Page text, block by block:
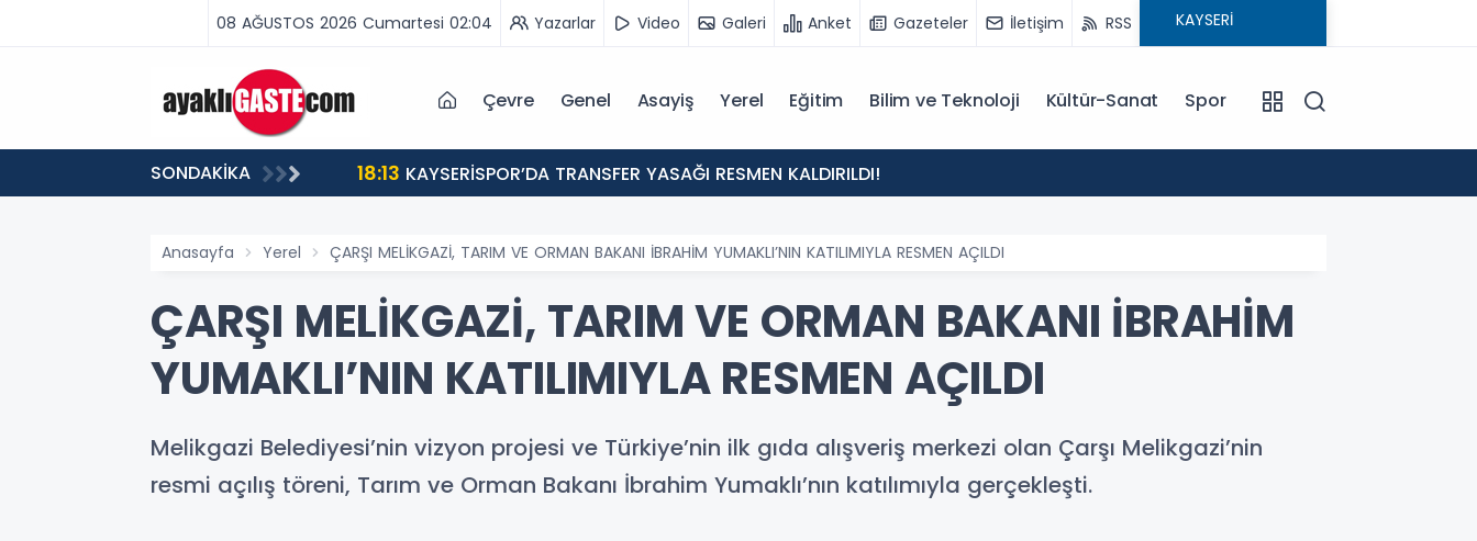
08 AĞUSTOS 2026 Cumartesi 02:04 Yazarlar Video Galeri Anket Gazeteler İletişim RSS
Çevre Genel Asayiş Yerel Eğitim Bilim ve Teknoloji Kültür-Sanat Spor
SONDAKİKA
VAR, MÜCADELE VAR!” 18:13 KAYSERİSPOR’DA TRANSFER YASAĞI RESMEN KALDIRILDI!
Anasayfa Yerel ÇARŞI MELİKGAZİ, TARIM VE ORMAN BAKANI İBRAHİM YUMAKLI’NIN KATILIMIYLA RESMEN AÇILDI
ÇARŞI MELİKGAZİ, TARIM VE ORMAN BAKANI İBRAHİM
YUMAKLI’NIN KATILIMIYLA RESMEN AÇILDI
Melikgazi Belediyesi’nin vizyon projesi ve Türkiye’nin ilk gıda alışveriş merkezi olan Çarşı Melikgazi’nin
resmi açılış töreni, Tarım ve Orman Bakanı İbrahim Yumaklı’nın katılımıyla gerçekleşti.